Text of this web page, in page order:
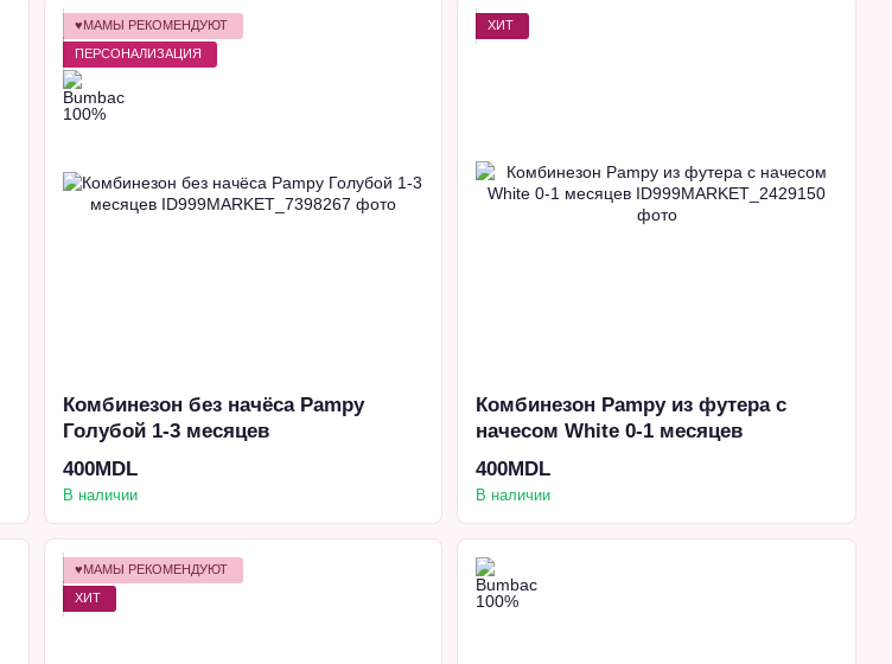
♥МАМЫ РЕКОМЕНДУЮТ
ПЕРСОНАЛИЗАЦИЯ
Комбинезон без начёса Pampy
Голубой 1-3 месяцев
400MDL
В наличии
ХИТ
Комбинезон Pampy из футера с
начесом White 0-1 месяцев
400MDL
В наличии
♥МАМЫ РЕКОМЕНДУЮТ
ХИТ